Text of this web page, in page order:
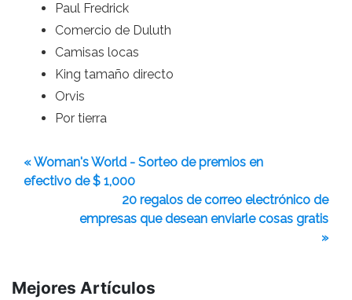
Paul Fredrick
Comercio de Duluth
Camisas locas
King tamaño directo
Orvis
Por tierra
« Woman's World - Sorteo de premios en
efectivo de $ 1,000
20 regalos de correo electrónico de
empresas que desean enviarle cosas gratis
»
Mejores Artículos